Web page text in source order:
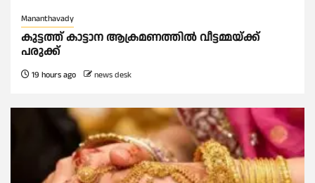
Mananthavady
കുട്ടത്ത് കാട്ടാന ആക്രമണത്തിൽ വീട്ടമ്മയ്ക്ക്
പരുക്ക്
19 hours ago news desk